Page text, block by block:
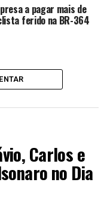
a pagar mais de
ferido na BR-364
Carlos e
no Dia